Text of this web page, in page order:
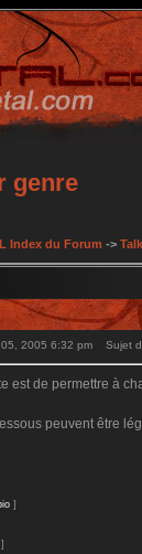
genre
Index du Forum ->
2005 6:32 pm Sujet
est de permettre à
peuvent être
]
]